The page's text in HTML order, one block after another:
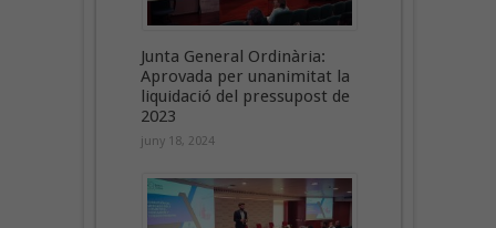
Junta General Ordinària:
Aprovada per unanimitat la
liquidació del pressupost de
2023
juny 18, 2024